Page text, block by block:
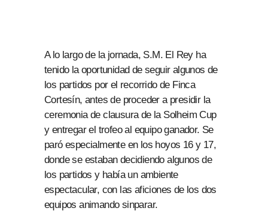
A lo largo de la jornada, S.M. El Rey ha
tenido la oportunidad de seguir algunos de
los partidos por el recorrido de Finca
Cortesín, antes de proceder a presidir la
ceremonia de clausura de la Solheim Cup
y entregar el trofeo al equipo ganador. Se
paró especialmente en los hoyos 16 y 17,
donde se estaban decidiendo algunos de
los partidos y había un ambiente
espectacular, con las aficiones de los dos
equipos animando sinparar.